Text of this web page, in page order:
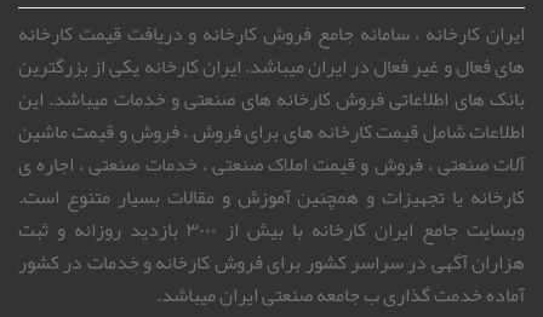
ایران کارخانه ، سامانه جامع فروش کارخانه و دریافت قیمت کارخانه
های فعال و غیر فعال در ایران میباشد. ایران کارخانه یکی از بزرگترین
بانک های اطلاعاتی فروش کارخانه های صنعتی و خدمات میباشد. این
اطلاعات شامل قیمت کارخانه های برای فروش ، فروش و قیمت ماشین
آلات صنعتی ، فروش و قیمت املاک صنعتی ، خدمات صنعتی ، اجاره ی
کارخانه یا تجهیزات و همچنین آموزش و مقالات بسیار متنوع است.
وبسایت جامع ایران کارخانه با بیش از ۳۰۰۰ بازدید روزانه و ثبت
هزاران آگهی در سراسر کشور برای فروش کارخانه و خدمات در کشور
آماده خدمت گذاری ب جامعه صنعتی ایران میباشد.